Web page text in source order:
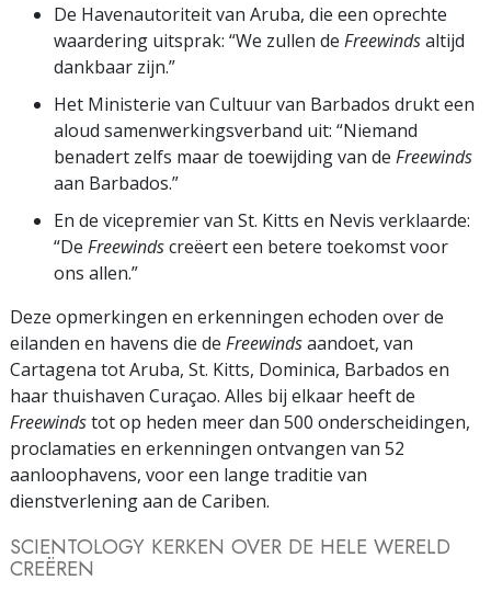
De Havenautoriteit van Aruba, die een oprechte
waardering uitsprak: “We zullen de Freewindsaltijd
dankbaar zijn.”
Het Ministerie van Cultuur van Barbados drukt een
aloud samenwerkingsverband uit: “Niemand
benadert zelfs maar de toewijding van de Freewinds
aan Barbados.”
En de vicepremier van St. Kitts en Nevis verklaarde:
“De Freewindscreëert een betere toekomst voor
ons allen.”
Deze opmerkingen en erkenningen echoden over de
eilanden en havens die de Freewindsaandoet, van
Cartagena tot Aruba, St. Kitts, Dominica, Barbados en
haar thuishaven Curaçao. Alles bij elkaar heeft de
Freewindstot op heden meer dan 500 onderscheidingen,
proclamaties en erkenningen ontvangen van 52
aanloophavens, voor een lange traditie van
dienstverlening aan de Cariben.
SCIENTOLOGY KERKEN OVER DE HELE WERELD
CREËREN